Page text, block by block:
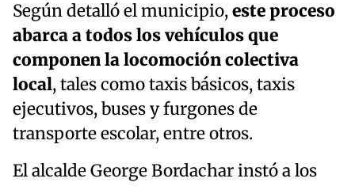
Según detalló el municipio,este proceso
abarca a todos los vehículos que
componen la locomoción colectiva
local, tales como taxis básicos, taxis
ejecutivos, buses y furgones de
transporte escolar, entre otros.
El alcalde George Bordachar instó a los